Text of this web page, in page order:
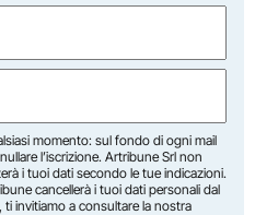
momento: sul fondo di ogni mail
l’iscrizione. Artribune Srl non
i tuoi dati secondo le tue indicazioni.
cancellerà i tuoi dati personali dal
invitiamo a consultare la nostra